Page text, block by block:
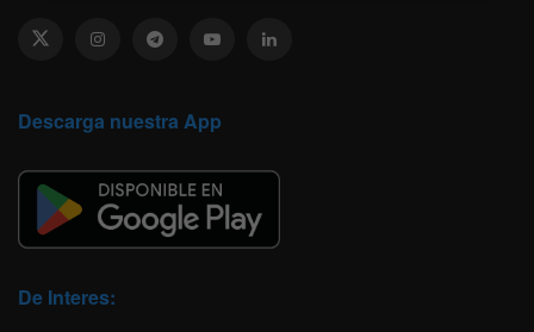
Descarga nuestra App
De Interes: